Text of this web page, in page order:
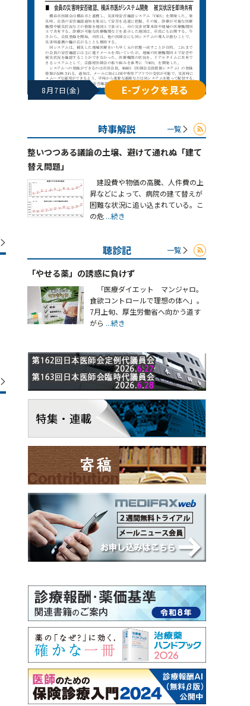
8月7日(金) E-ブックを見る
時事解説 一覧
整いつつある議論の土壌、避けて通れぬ「建て
替え問題」
建設費や物価の高騰、人件費の上
昇などによって、病院の建て替えが
困難な状況に追い込まれている。こ
の危 ...続き
聴診記 一覧
「やせる薬」の誘惑に負けず
「医療ダイエット マンジャロ。
食欲コントロールで理想の体へ」。
7月上旬、厚生労働省へ向かう道す
がら ...続き